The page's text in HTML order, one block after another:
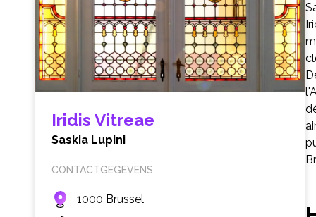
Iridis Vitreae
Saskia Lupini
CONTACTGEGEVENS
1000 Brussel